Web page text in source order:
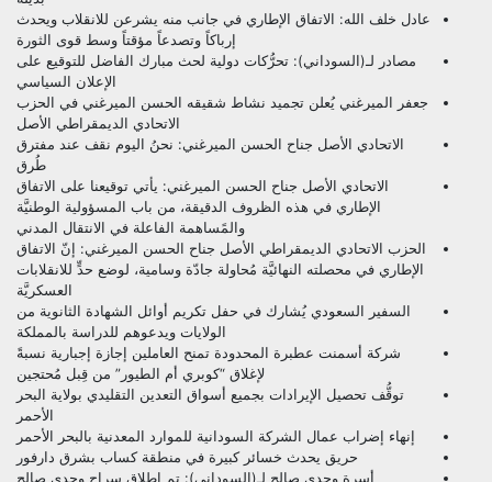
عادل خلف الله: الاتفاق الإطاري في جانب منه يشرعن للانقلاب ويحدث
إرباكاً وتصدعاً مؤقتاً وسط قوى الثورة
مصادر لـ(السوداني): تحرُّكات دولية لحث مبارك الفاضل للتوقيع على
الإعلان السياسي
جعفر الميرغني يُعلن تجميد نشاط شقيقه الحسن الميرغني في الحزب
الاتحادي الديمقراطي الأصل
الاتحادي الأصل جناح الحسن الميرغني: نحنُ اليوم نقف عند مفترق
طُرق
الاتحادي الأصل جناح الحسن الميرغني: يأتي توقيعنا على الاتفاق
الإطاري في هذه الظروف الدقيقة، من باب المسؤولية الوطنيَّة
والمًساهمة الفاعلة في الانتقال المدني
الحزب الاتحادي الديمقراطي الأصل جناح الحسن الميرغني: إنّ الاتفاق
الإطاري في محصلته النهائيَّة مُحاولة جادّة وسامية، لوضع حدٍّ للانقلابات
العسكريَّة
السفير السعودي يُشارك في حفل تكريم أوائل الشهادة الثانوية من
الولايات ويدعوهم للدراسة بالمملكة
شركة أسمنت عطبرة المحدودة تمنح العاملين إجازة إجبارية نسبةً
لإغلاق “كوبري أم الطيور” من قِبل مُحتجين
توقُّف تحصيل الإيرادات بجميع أسواق التعدين التقليدي بولاية البحر
الأحمر
إنهاء إضراب عمال الشركة السودانية للموارد المعدنية بالبحر الأحمر
حريق يحدث خسائر كبيرة في منطقة كساب بشرق دارفور
أسرة وجدي صالح لـ(السوداني): تم إطلاق سراح وجدي صالح